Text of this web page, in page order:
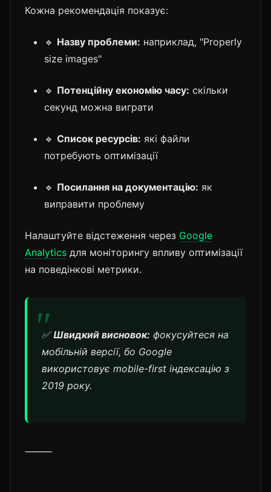
Кожна рекомендація показує:
🔹 Назву проблеми: наприклад, "Properly
size images"
🔹 Потенційну економію часу: скільки
секунд можна виграти
🔹 Список ресурсів: які файли
потребують оптимізації
🔹 Посилання на документацію: як
виправити проблему
Налаштуйте відстеження через Google
Analytics для моніторингу впливу оптимізації
на поведінкові метрики.
✅Швидкий висновок: фокусуйтеся на
мобільній версії, бо Google
використовує mobile-first індексацію з
2019 року.
⸻